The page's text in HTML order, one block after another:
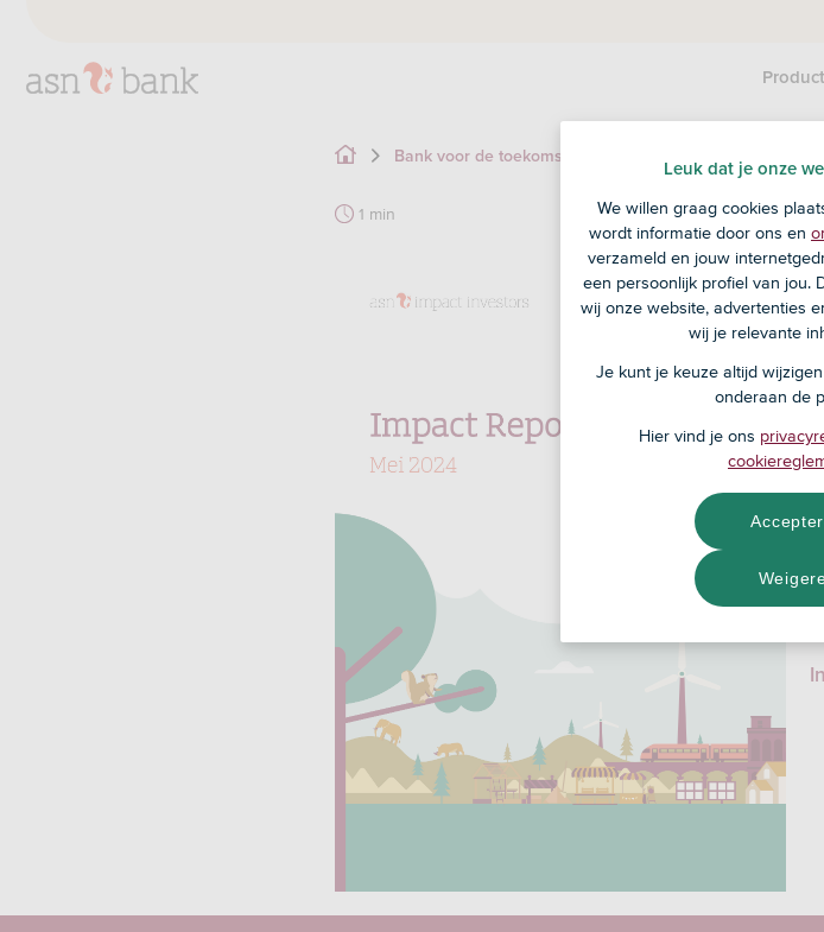
Bank voor de toekomst
1 min
Leuk dat je onze
We willen graag cookies
wordt informatie door ons en
verzameld en jouw
een persoonlijk profiel van jou.
wij onze website, advertenties
wij je relevante
Je kunt je keuze altijd
onderaan de
Hier vind je ons